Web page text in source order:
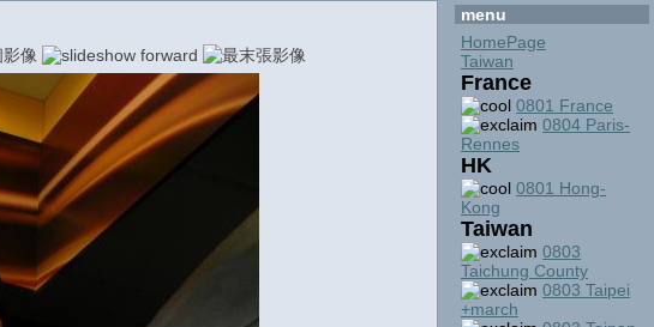
menu
HomePage
Taiwan
France
0801 France
0804 Paris-
Rennes
HK
0801 Hong-
Kong
Taiwan
0803
Taichung County
0803 Taipei
+march